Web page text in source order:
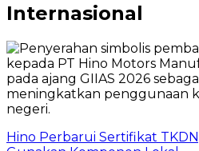
Internasional
Hino Perbarui Sertifikat